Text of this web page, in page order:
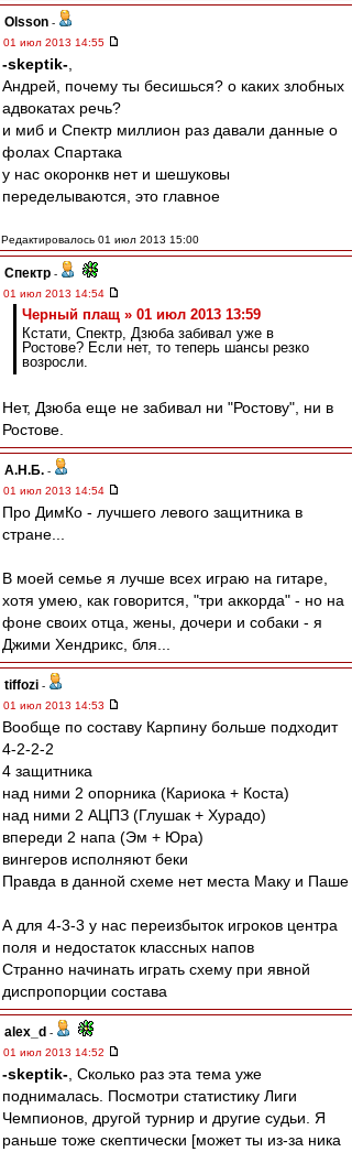
Olsson -
01 июл 2013 14:55
-skeptik-
Андрей, почему ты бесишься? о каких злобных
адвокатах речь?
и миб и Спектр миллион раз давали данные о
фолах Спартака
у нас окоронкв нет и шешуковы
переделываются, это главное
Редактировалось 01 июл 2013 15:00
Спектр -
01 июл 2013 14:54
Черный плащ » 01 июл 2013 13:59
Кстати, Спектр, Дзюба забивал уже в
Ростове? Если нет, то теперь шансы резко
возросли.
Нет, Дзюба еще не забивал ни "Ростову", ни в
Ростове.
А.Н.Б. -
01 июл 2013 14:54
Про ДимКо - лучшего левого защитника в
стране...
В моей семье я лучше всех играю на гитаре,
хотя умею, как говорится, "три аккорда" - но на
фоне своих отца, жены, дочери и собаки - я
Джими Хендрикс, бля...
tiffozi -
01 июл 2013 14:53
Вообще по составу Карпину больше подходит
4-2-2-2
4 защитника
над ними 2 опорника (Кариока + Коста)
над ними 2 АЦПЗ (Глушак + Хурадо)
впереди 2 напа (Эм + Юра)
вингеров исполняют беки
Правда в данной схеме нет места Маку и Паше
А для 4-3-3 у нас переизбыток игроков центра
поля и недостаток классных напов
Странно начинать играть схему при явной
диспропорции состава
alex_d -
01 июл 2013 14:52
-skeptik- , Сколько раз эта тема уже
поднималась. Посмотри статистику Лиги
Чемпионов, другой турнир и другие судьи. Я
раньше тоже скептически [может ты из-за ника